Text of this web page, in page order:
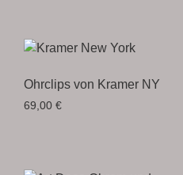
Ohrclips von Kramer NY
69,00 €